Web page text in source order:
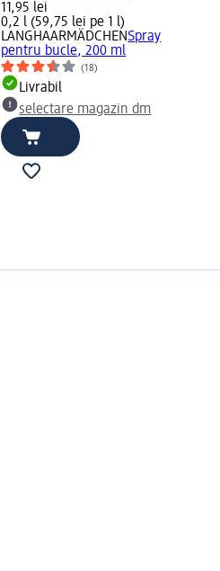
11,95 lei
0,2 l (59,75 lei pe 1 l)
LANGHAARMÄDCHENSpray
pentru bucle, 200 ml
(18)
Livrabil
selectare magazin dm